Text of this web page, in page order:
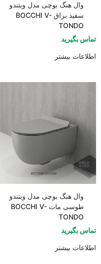
وال هنگ بوچی مدل ویتندو
سفید براق BOCCHI V-
TONDO
تماس بگیرید
اطلاعات بیشتر
وال هنگ بوچی مدل ویتندو
طوسی مات BOCCHI V-
TONDO
تماس بگیرید
اطلاعات بیشتر